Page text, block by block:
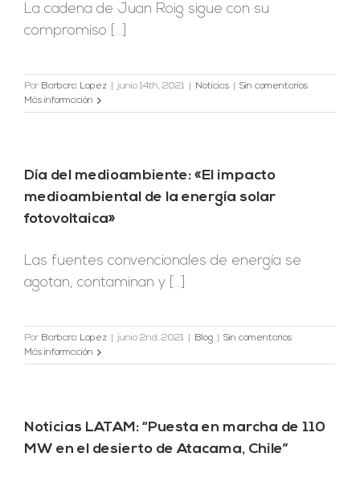
La cadena de Juan Roig sigue con su
compromiso [...]
Por Barbara Lopez junio 14th, 2021 Noticias
Sin comentarios
Más información
Día del medioambiente: «El impacto
medioambiental de la energía solar
fotovoltaica»
Las fuentes convencionales de energía se
agotan, contaminan y [...]
Por Barbara Lopez junio 2nd, 2021 Blog
Sin comentarios
Más información
Noticias LATAM: “Puesta en marcha de 110
MW en el desierto de Atacama, Chile”